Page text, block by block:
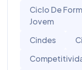
Ciclo De
Jovem
Cindes